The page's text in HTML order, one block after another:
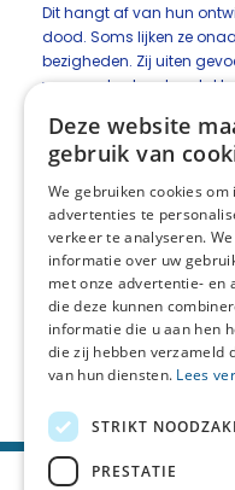
Dit hangt af van hun
dood. Soms lijken ze
bezigheden. Zij uiten
verwoorden komt veelal
Handig!
Wegwijzer
Thuisarts/rouw
Landelijk
Terug naar het
Deel deze pagina:
Deze website
gebruik van
We gebruiken cookies om
advertenties te
verkeer te analyseren.
informatie over uw
met onze advertentie- en
die deze kunnen
informatie die u aan hen
die zij hebben verzameld
van hun diensten. Lees
STRIKT
PRESTATIE